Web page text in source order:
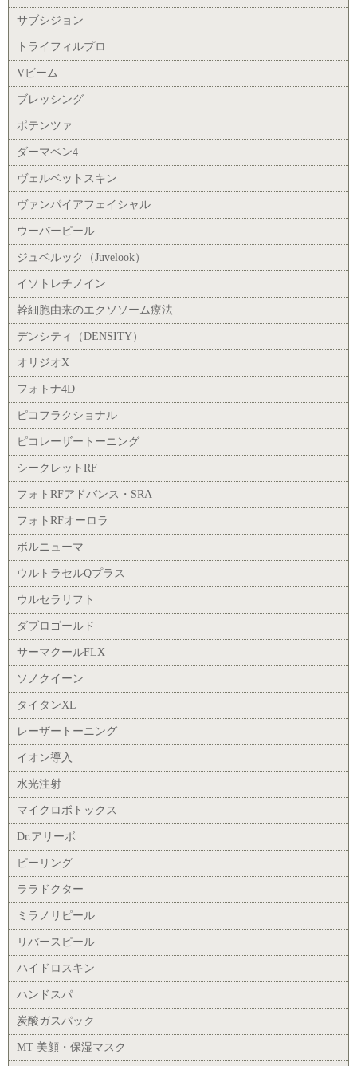
サブシジョン
トライフィルプロ
Vビーム
ブレッシング
ポテンツァ
ダーマペン4
ヴェルベットスキン
ヴァンパイアフェイシャル
ウーバーピール
ジュベルック（Juvelook）
イソトレチノイン
幹細胞由来のエクソソーム療法
デンシティ（DENSITY）
オリジオX
フォトナ4D
ピコフラクショナル
ピコレーザートーニング
シークレットRF
フォトRFアドバンス・SRA
フォトRFオーロラ
ボルニューマ
ウルトラセルQプラス
ウルセラリフト
ダブロゴールド
サーマクールFLX
ソノクイーン
タイタンXL
レーザートーニング
イオン導入
水光注射
マイクロボトックス
Dr.アリーボ
ピーリング
ララドクター
ミラノリピール
リバースピール
ハイドロスキン
ハンドスパ
炭酸ガスパック
MT 美顔・保湿マスク